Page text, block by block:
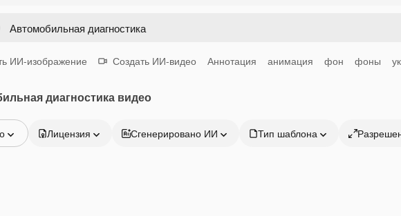
ИИ-изображение Создать ИИ-видео Аннотация анимация фон фоны
диагностика видео
Лицензия Сгенерировано ИИ Тип шаблона